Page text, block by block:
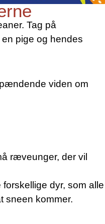
Tag på
pige og hendes
viden om
ræveunger, der vil
dyr, som alle
sneen kommer.